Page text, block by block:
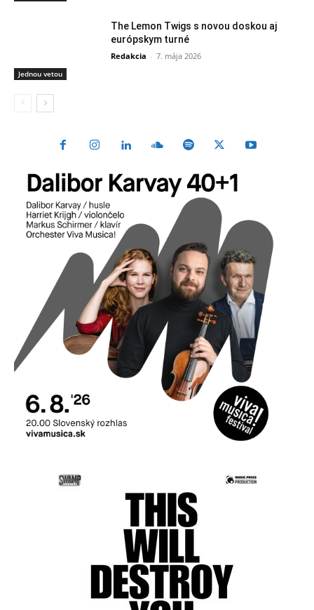
Jednou vetou
The Lemon Twigs s novou doskou aj
európskym turné
Redakcia - 7. mája 2026